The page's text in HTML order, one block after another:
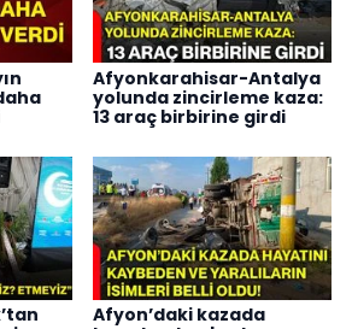
Afyonkarahisar-Antalya
yolunda zincirleme kaza:
13 araç birbirine girdi
Afyon’daki kazada